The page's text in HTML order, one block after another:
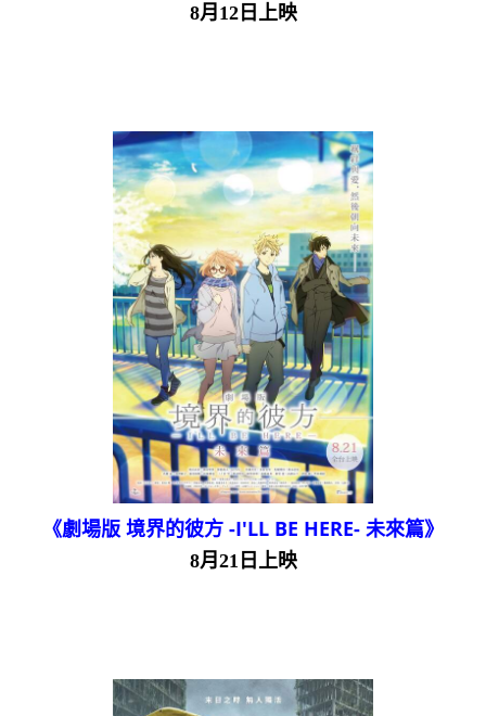
8月12日上映
《劇場版 境界的彼方 -I'LL BE HERE- 未來篇》
8月21日上映